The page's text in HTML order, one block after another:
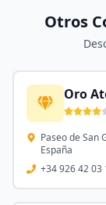
Otros
Oro
Paseo de San
España
+34 926 42 03